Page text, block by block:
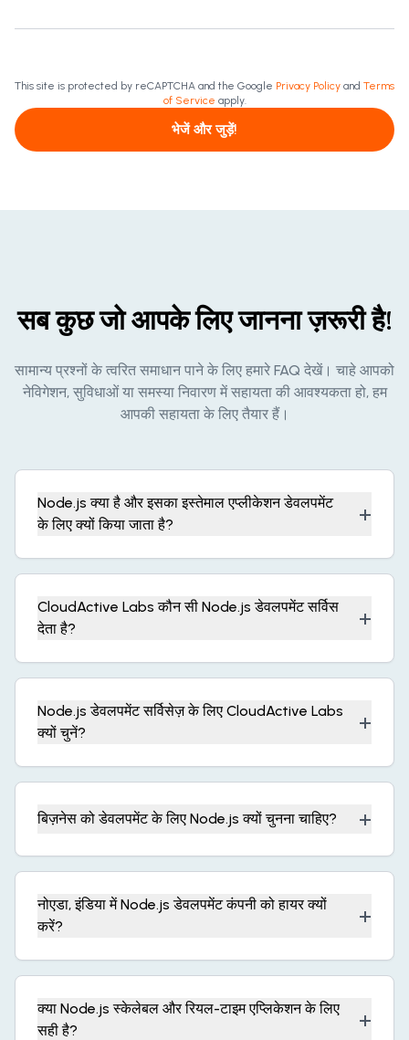
This site is protected by reCAPTCHA and the Google Privacy Policy and Terms
of Service apply.
भेजें और जुड़ें!
सब कुछ जो आपके लिए जानना ज़रूरी है!
सामान्य प्रश्नों के त्वरित समाधान पाने के लिए हमारे FAQ देखें। चाहे आपको
नेविगेशन, सुविधाओं या समस्या निवारण में सहायता की आवश्यकता हो, हम
आपकी सहायता के लिए तैयार हैं।
Node.js क्या है और इसका इस्तेमाल एप्लीकेशन डेवलपमेंट
के लिए क्यों किया जाता है?
+
CloudActive Labs कौन सी Node.js डेवलपमेंट सर्विस
देता है?
+
Node.js डेवलपमेंट सर्विसेज़ के लिए CloudActive Labs
क्यों चुनें?
+
बिज़नेस को डेवलपमेंट के लिए Node.js क्यों चुनना चाहिए? +
नोएडा, इंडिया में Node.js डेवलपमेंट कंपनी को हायर क्यों
करें?
+
क्या Node.js स्केलेबल और रियल-टाइम एप्लिकेशन के लिए
सही है?
+